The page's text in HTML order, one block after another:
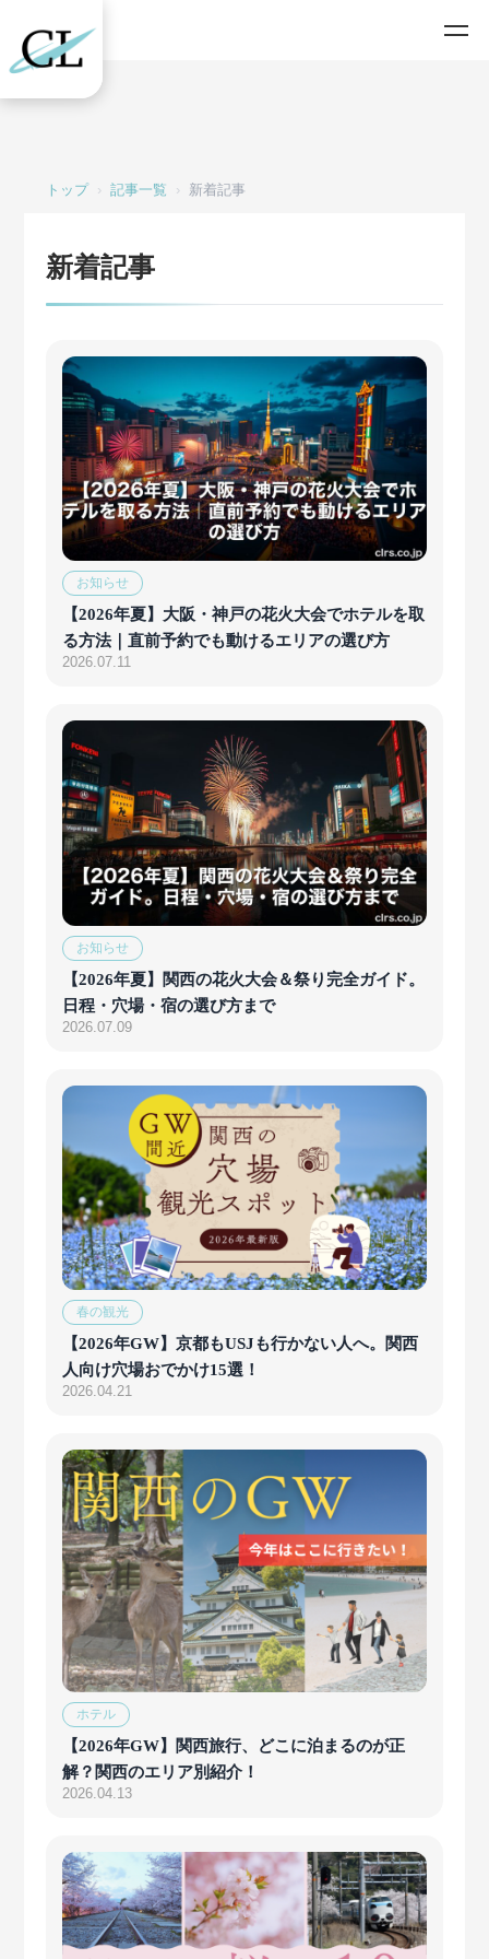
トップ › 記事一覧 › 新着記事
新着記事
お知らせ
【2026年夏】大阪・神戸の花火大会でホテルを取
る方法｜直前予約でも動けるエリアの選び方
2026.07.11
お知らせ
【2026年夏】関西の花火大会＆祭り完全ガイド。
日程・穴場・宿の選び方まで
2026.07.09
春の観光
【2026年GW】京都もUSJも行かない人へ。関西
人向け穴場おでかけ15選！
2026.04.21
ホテル
【2026年GW】関西旅行、どこに泊まるのが正
解？関西のエリア別紹介！
2026.04.13